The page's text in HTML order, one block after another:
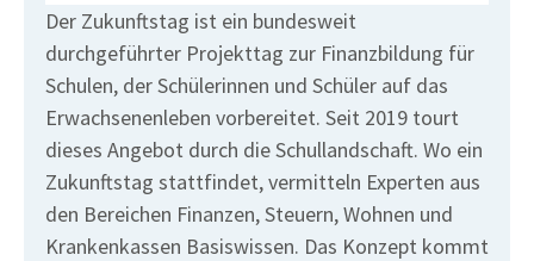
Der Zukunftstag ist ein bundesweit
durchgeführter Projekttag zur Finanzbildung für
Schulen, der Schülerinnen und Schüler auf das
Erwachsenenleben vorbereitet. Seit 2019 tourt
dieses Angebot durch die Schullandschaft. Wo ein
Zukunftstag stattfindet, vermitteln Experten aus
den Bereichen Finanzen, Steuern, Wohnen und
Krankenkassen Basiswissen. Das Konzept kommt